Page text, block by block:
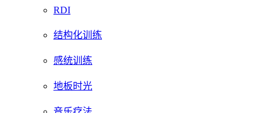
RDI
结构化训练
感统训练
地板时光